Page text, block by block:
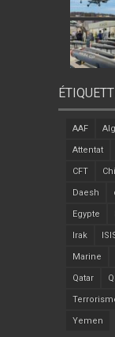
AAF
Attentat
CFT
Daesh
Egypte
Irak
Marine
Qatar
Yemen